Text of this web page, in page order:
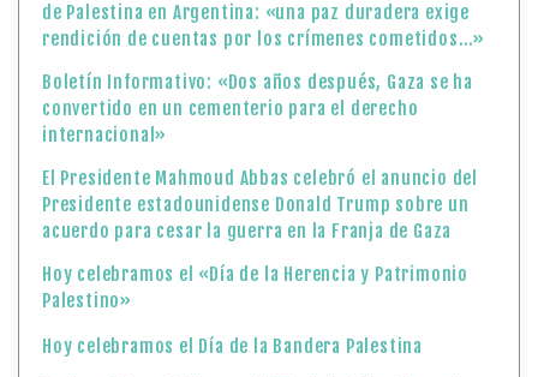
de Palestina en Argentina: «una paz duradera exige
rendición de cuentas por los crímenes cometidos…»
Boletín Informativo: «Dos años después, Gaza se ha
convertido en un cementerio para el derecho
internacional»
El Presidente Mahmoud Abbas celebró el anuncio del
Presidente estadounidense Donald Trump sobre un
acuerdo para cesar la guerra en la Franja de Gaza
Hoy celebramos el «Día de la Herencia y Patrimonio
Palestino»
Hoy celebramos el Día de la Bandera Palestina